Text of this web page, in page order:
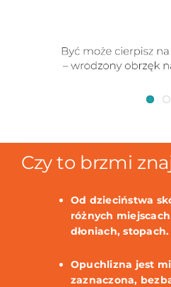
Czy to brzmi
Od dzieciństwa
różnych
dłoniach, stopach.
Opuchlizna jest
zaznaczona,